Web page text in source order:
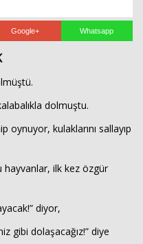
Google+ Whatsapp
dolmuştu.
kulaklarını sallayıp
hayvanlar, ilk kez özgür
diyor,
gibi dolaşacağız!” diye
İLETİŞİM